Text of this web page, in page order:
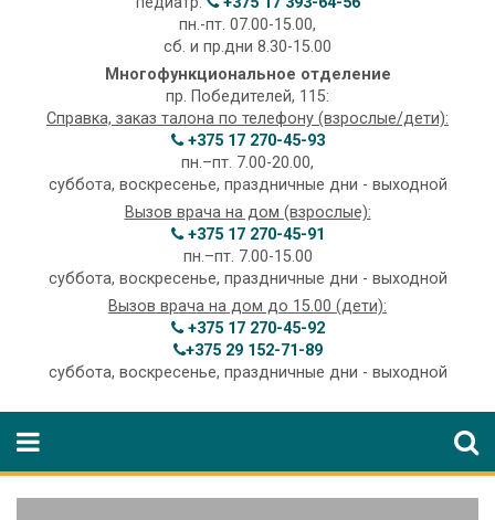
пн.-пт. 07.00-15.00,
сб. и пр.дни 8.30-15.00
Многофункциональное отделение
пр. Победителей, 115:
Справка, заказ талона по телефону (взрослые/дети):
+375 17 270-45-93
пн.–пт. 7.00-20.00,
суббота, воскресенье, праздничные дни - выходной
Вызов врача на дом (взрослые):
+375 17 270-45-91
пн.–пт. 7.00-15.00
суббота, воскресенье, праздничные дни - выходной
Вызов врача на дом до 15.00 (дети):
+375 17 270-45-92
+375 29 152-71-89
суббота, воскресенье, праздничные дни - выходной